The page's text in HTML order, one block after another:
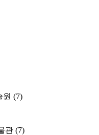
원 (7)
관 (7)